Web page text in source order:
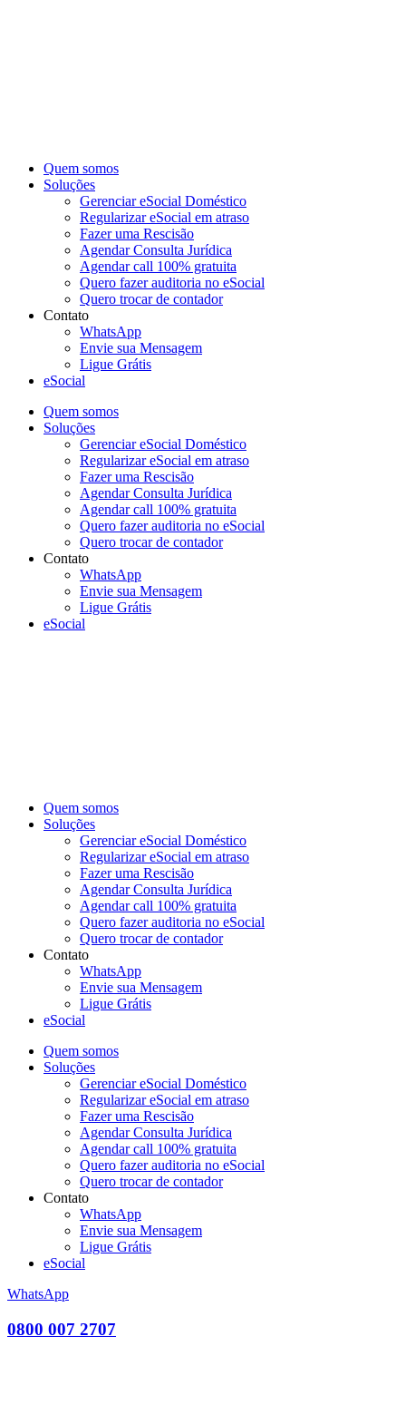
Quem somos
Soluções
Gerenciar eSocial Doméstico
Regularizar eSocial em atraso
Fazer uma Rescisão
Agendar Consulta Jurídica
Agendar call 100% gratuita
Quero fazer auditoria no eSocial
Quero trocar de contador
Contato
WhatsApp
Envie sua Mensagem
Ligue Grátis
eSocial
Quem somos
Soluções
Gerenciar eSocial Doméstico
Regularizar eSocial em atraso
Fazer uma Rescisão
Agendar Consulta Jurídica
Agendar call 100% gratuita
Quero fazer auditoria no eSocial
Quero trocar de contador
Contato
WhatsApp
Envie sua Mensagem
Ligue Grátis
eSocial
Quem somos
Soluções
Gerenciar eSocial Doméstico
Regularizar eSocial em atraso
Fazer uma Rescisão
Agendar Consulta Jurídica
Agendar call 100% gratuita
Quero fazer auditoria no eSocial
Quero trocar de contador
Contato
WhatsApp
Envie sua Mensagem
Ligue Grátis
eSocial
Quem somos
Soluções
Gerenciar eSocial Doméstico
Regularizar eSocial em atraso
Fazer uma Rescisão
Agendar Consulta Jurídica
Agendar call 100% gratuita
Quero fazer auditoria no eSocial
Quero trocar de contador
Contato
WhatsApp
Envie sua Mensagem
Ligue Grátis
eSocial
WhatsApp
0800 007 2707